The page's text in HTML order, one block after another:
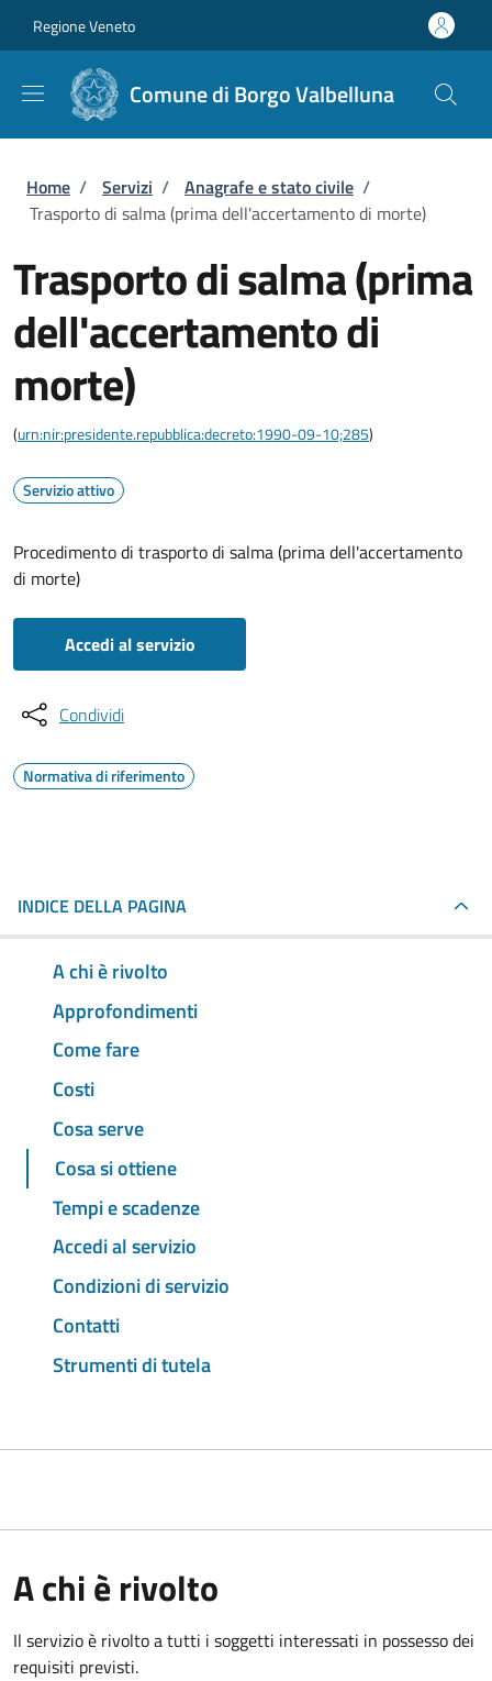
Regione Veneto
Comune di Borgo Valbelluna
Briciole di pane
Home / Servizi / Anagrafe e stato civile /
Trasporto di salma (prima dell'accertamento di morte)
Trasporto di salma (prima
dell'accertamento di
morte)
(urn:nir:presidente.repubblica:decreto:1990-09-10;285)
Servizio attivo
Procedimento di trasporto di salma (prima dell'accertamento
di morte)
Accedi al servizio
Condividi
Normativa di riferimento
INDICE DELLA PAGINA
A chi è rivolto
Approfondimenti
Come fare
Costi
Cosa serve
Cosa si ottiene
Tempi e scadenze
Accedi al servizio
Condizioni di servizio
Contatti
Strumenti di tutela
A chi è rivolto
Il servizio è rivolto a tutti i soggetti interessati in possesso dei
requisiti previsti.